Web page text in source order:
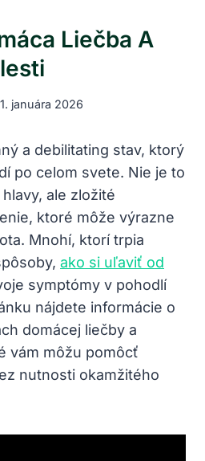
Liečba A
1. januára 2026
a debilitating stav, ktorý​
po celom svete. ‍Nie je ⁣to‍
ale zložité
ktoré môže výrazne
Mnohí, ktorí ⁤trpia
ako si uľaviť od
symptómy v pohodlí
nájdete informácie o
domácej liečby a
vám môžu pomôcť
nutnosti okamžitého